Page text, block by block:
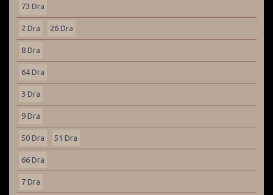
73 Dra
2 Dra 26 Dra
8 Dra
64 Dra
3 Dra
9 Dra
50 Dra 51 Dra
66 Dra
7 Dra